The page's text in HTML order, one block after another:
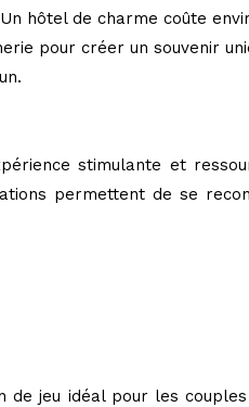
hôtel de charme coûte
pour créer un souvenir
stimulante et
permettent de se
jeu idéal pour les